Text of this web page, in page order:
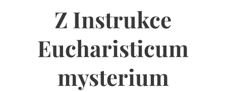
Z Instrukce
Eucharisticum
mysterium